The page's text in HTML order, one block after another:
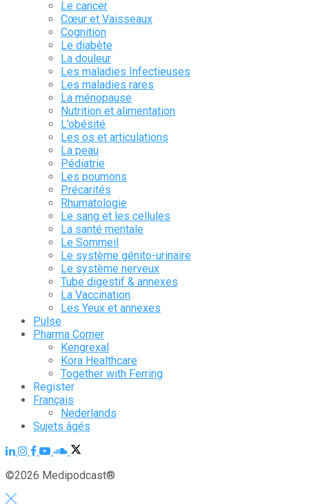
Le cancer
Cœur et Vaisseaux
Cognition
Le diabète
La douleur
Les maladies Infectieuses
Les maladies rares
La ménopause
Nutrition et alimentation
L’obésité
Les os et articulations
La peau
Pédiatrie
Les poumons
Précarités
Rhumatologie
Le sang et les cellules
La santé mentale
Le Sommeil
Le système génito-urinaire
Le système nerveux
Tube digestif & annexes
La Vaccination
Les Yeux et annexes
Pulse
Pharma Corner
Kengrexal
Kora Healthcare
Together with Ferring
Register
Français
Nederlands
Sujets âgés
©2026 Medipodcast®